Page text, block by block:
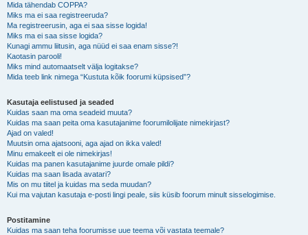
Mida tähendab COPPA?
Miks ma ei saa registreeruda?
Ma registreerusin, aga ei saa sisse logida!
Miks ma ei saa sisse logida?
Kunagi ammu liitusin, aga nüüd ei saa enam sisse?!
Kaotasin parooli!
Miks mind automaatselt välja logitakse?
Mida teeb link nimega “Kustuta kõik foorumi küpsised”?
Kasutaja eelistused ja seaded
Kuidas saan ma oma seadeid muuta?
Kuidas ma saan peita oma kasutajanime foorumilolijate nimekirjast?
Ajad on valed!
Muutsin oma ajatsooni, aga ajad on ikka valed!
Minu emakeelt ei ole nimekirjas!
Kuidas ma panen kasutajanime juurde omale pildi?
Kuidas ma saan lisada avatari?
Mis on mu tiitel ja kuidas ma seda muudan?
Kui ma vajutan kasutaja e-posti lingi peale, siis küsib foorum minult sisselogimise.
Postitamine
Kuidas ma saan teha foorumisse uue teema või vastata teemale?